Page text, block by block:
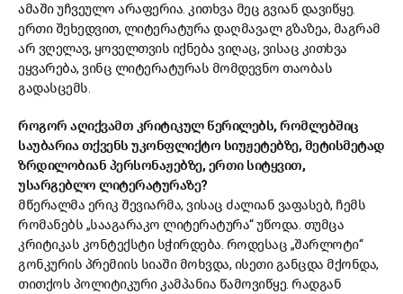
ამაში უჩვეულო არაფერია. კითხვა მეც გვიან დავიწყე.
ერთი შეხედვით, ლიტერატურა დაღმავალ გზაზეა, მაგრამ
არ ვღელავ, ყოველთვის იქნება ვიღაც, ვისაც კითხვა
ეყვარება, ვინც ლიტერატურას მომდევნო თაობას
გადასცემს.
როგორ აღიქვამთ კრიტიკულ წერილებს, რომლებშიც
საუბარია თქვენს უკონფლიქტო სიუჟეტებზე, მეტისმეტად
ზრდილობიან პერსონაჟებზე, ერთი სიტყვით,
უსარგებლო ლიტერატურაზე?
მწერალმა ერიკ შევიარმა, ვისაც ძალიან ვაფასებ, ჩემს
რომანებს „სააგარაკო ლიტერატურა“ უწოდა. თუმცა
კრიტიკას კონტექსტი სჭირდება. როდესაც „შარლოტი“
გონკურის პრემიის სიაში მოხვდა, ისეთი განცდა მქონდა,
თითქოს პოლიტიკური კამპანია წამოვიწყე. რადგან